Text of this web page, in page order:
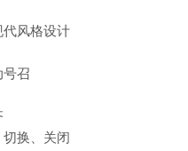
代风格设计
号召
换、关闭